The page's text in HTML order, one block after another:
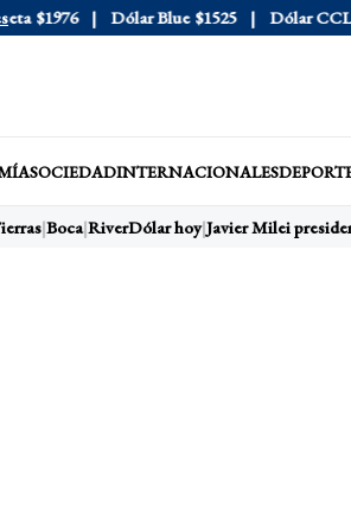
$1976 Dólar Blue $1525 Dólar CCL
SOCIEDADINTERNACIONALES
Boca RiverDólar hoy Javier Milei